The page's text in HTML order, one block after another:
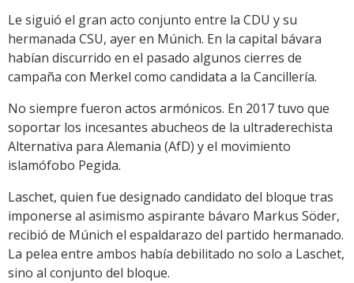
Le siguió el gran acto conjunto entre la CDU y su
hermanada CSU, ayer en Múnich. En la capital bávara
habían discurrido en el pasado algunos cierres de
campaña con Merkel como candidata a la Cancillería.
No siempre fueron actos armónicos. En 2017 tuvo que
soportar los incesantes abucheos de la ultraderechista
Alternativa para Alemania (AfD) y el movimiento
islamófobo Pegida.
Laschet, quien fue designado candidato del bloque tras
imponerse al asimismo aspirante bávaro Markus Söder,
recibió de Múnich el espaldarazo del partido hermanado.
La pelea entre ambos había debilitado no solo a Laschet,
sino al conjunto del bloque.